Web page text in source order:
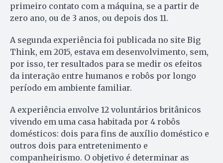
primeiro contato com a máquina, se a partir de
zero ano, ou de 3 anos, ou depois dos 11.
A segunda experiência foi publicada no site Big
Think, em 2015, estava em desenvolvimento, sem,
por isso, ter resultados para se medir os efeitos
da interação entre humanos e robôs por longo
período em ambiente familiar.
A experiência envolve 12 vo­lun­tários britânicos
vivendo em uma casa habitada por 4 robôs
domésticos: dois para fins de auxílio doméstico e
outros dois para entretenimento e
companheirismo. O objetivo é determinar as